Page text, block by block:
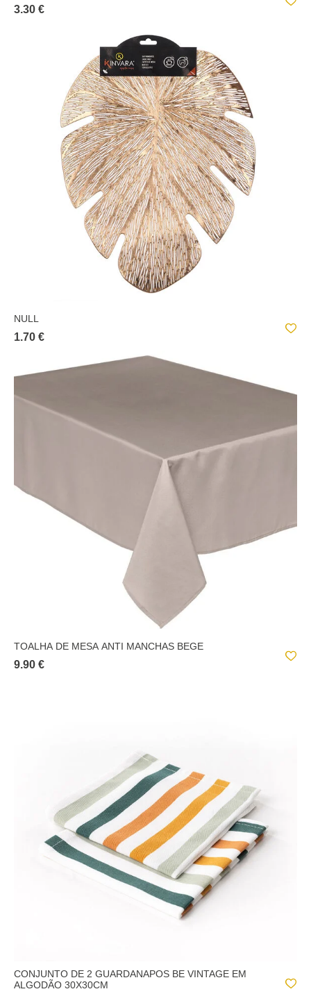
3.30 €
NULL
1.70 €
TOALHA DE MESA ANTI MANCHAS BEGE
9.90 €
CONJUNTO DE 2 GUARDANAPOS BE VINTAGE EM
ALGODÃO 30X30CM